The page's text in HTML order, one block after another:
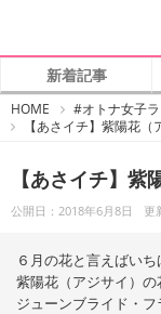
新着記事
HOME
オ
ト
子
#オトナ女子
【あさイチ】紫陽花
【あさイチ】
公開日：2018年6月8日 更
６月の花と言えばい
紫陽花（アジサイ）
ジューンブライド・フ